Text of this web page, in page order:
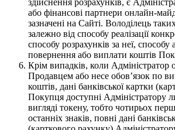
або фінансові партнери онлайн-
зазначені на Сайті. Володілець
залежно від способу реалізації
способу розрахунків за неї, способу
повернення або виплати коштів
Крім випадків, коли Адміністратор
Продавцем або несе обов’язок по
коштів, дані банківської картки
Покупця доступні Адміністратору
вигляді токену, тобто чотирьох
останніх знаків, повні дані